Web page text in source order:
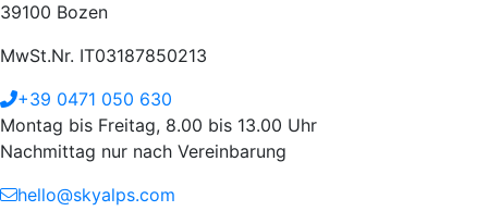
39100 Bozen
MwSt.Nr. IT03187850213
+39 0471 050 630
Montag bis Freitag, 8.00 bis 13.00 Uhr
Nachmittag nur nach Vereinbarung
hello@skyalps.com